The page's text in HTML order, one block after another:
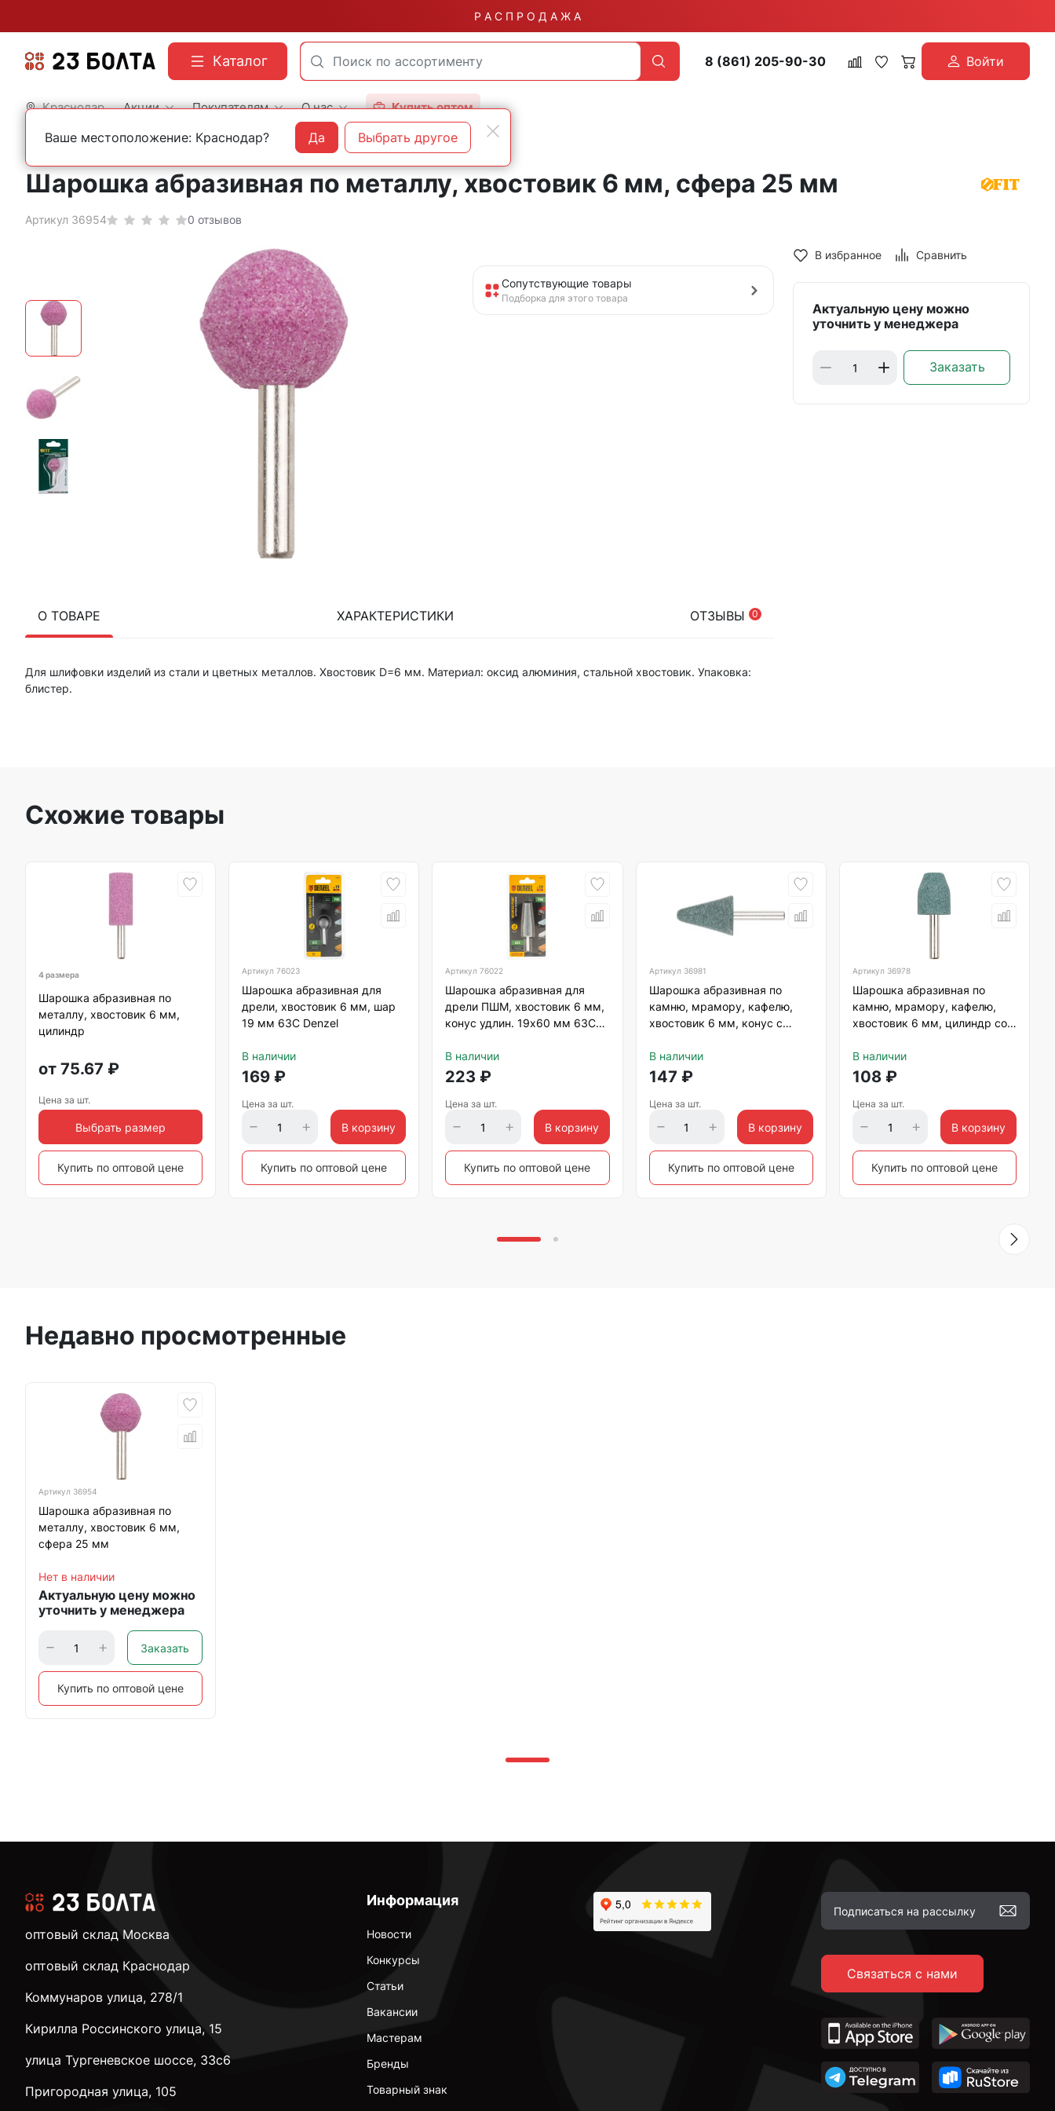
Р А С П Р О Д А Ж А
Каталог 8 (861) 205-90-30 Войти
Краснодар Акции Покупателям О нас Купить оптом
Главная Оснастка Абразивные материалы Шарошки
Шарошка абразивная по металлу, хвостовик 6 мм, сфера 25 мм
Артикул 36954 0 отзывов
Сопутствующие товары
Подборка для этого товара
О ТОВАРЕ ХАРАКТЕРИСТИКИ ОТЗЫВЫ 0
Для шлифовки изделий из стали и цветных металлов. Хвостовик D=6 мм. Материал: оксид алюминия, стальной хвостовик. Упаковка:
блистер.
В избранное Сравнить
Актуальную цену можно
уточнить у менеджера
Заказать
Схожие товары
4 размера
Шарошка абразивная по
металлу, хвостовик 6 мм,
цилиндр
от 75.67 ₽
Цена за шт.
Выбрать размер
Купить по оптовой цене
Артикул76023
Шарошка абразивная для
дрели, хвостовик 6 мм, шар
19 мм 63С Denzel
В наличии
169 ₽
Цена за шт.
В корзину
Купить по оптовой цене
Артикул76022
Шарошка абразивная для
дрели ПШМ, хвостовик 6 мм,
конус удлин. 19х60 мм 63С
В наличии
223 ₽
Цена за шт.
В корзину
Купить по оптовой цене
Артикул 36981
Шарошка абразивная по
камню, мрамору, кафелю,
хвостовик 6 мм, конус с
В наличии
147 ₽
Цена за шт.
В корзину
Купить по оптовой цене
Артикул 36978
Шарошка абразивная по
камню, мрамору, кафелю,
хвостовик 6 мм, цилиндр со
В наличии
108₽
Цена за шт.
В корзину
Купить по оптовой цене
Недавно просмотренные
Артикул 36954
Шарошка абразивная по
металлу, хвостовик 6 мм,
сфера 25 мм
Нет в наличии
Актуальную цену можно
уточнить у менеджера
Заказать
Купить по оптовой цене
Информация
Новости
Конкурсы
Статьи
Вакансии
Мастерам
Бренды
Товарный знак
Связаться с нами
оптовый склад Москва
оптовый склад Краснодар
Коммунаров улица, 278/1
Кирилла Россинского улица, 15
улица Тургеневское шоссе, 33с6
Пригородная улица, 105
Ваше местоположение: Краснодар? Да Выбрать другое